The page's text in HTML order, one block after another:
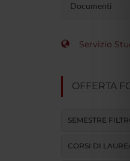
Documenti
Servizio
OFFERTA
SEMESTRE
CORSI DI